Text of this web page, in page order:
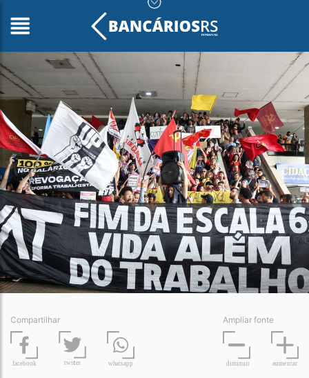
Compartilhar
facebook twitter whatsapp
Ampliar fonte
diminuir aumentar